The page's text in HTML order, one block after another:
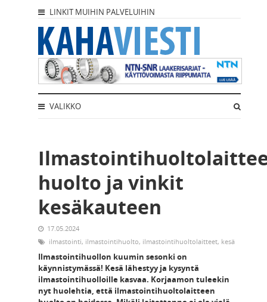
LINKIT MUIHIN PALVELUIHIN
VALIKKO
huolto ja vinkit
kesäkauteen
17.05.2024
ilmastointi, ilmastointihuolto, ilmastointihuoltolaitteet, kesä
Ilmastointihuollon kuumin sesonki on
käynnistymässä! Kesä lähestyy ja kysyntä
ilmastointihuolloille kasvaa. Korjaamon tuleekin
nyt huolehtia, että ilmastointihuoltolaitteen